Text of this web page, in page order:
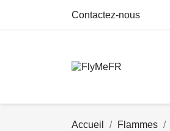
Contactez-nous
Accueil Flammes